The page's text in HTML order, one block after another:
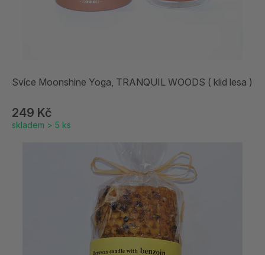
Svíce Moonshine Yoga, TRANQUIL WOODS ( klid lesa )
249 Kč
skladem > 5 ks